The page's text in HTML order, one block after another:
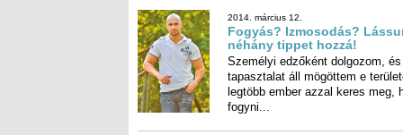
2013. október 18.
BABA-MAMA KLUB INDUL
a Napfény Mozgásstúdióban!
Első alkalom: november 8. péntek, INGYENES!
Kézműves- és zenés foglalkozás, Babás Zumba,